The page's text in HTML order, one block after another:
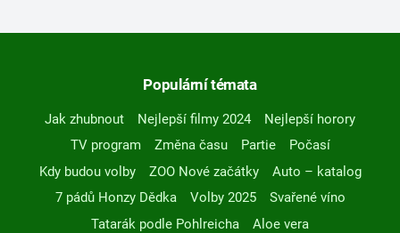
Populární témata
Jak zhubnout Nejlepší filmy 2024
Nejlepší horory
TV program
Změna času Partie
Počasí
Kdy budou volby
ZOO Nové začátky
Auto – katalog
7 pádů Honzy Dědka
Volby 2025
Svařené víno
Tatarák podle Pohlreicha
Aloe vera